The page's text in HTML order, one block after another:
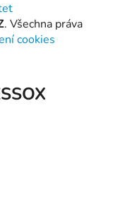
. Všechna práva
cookies